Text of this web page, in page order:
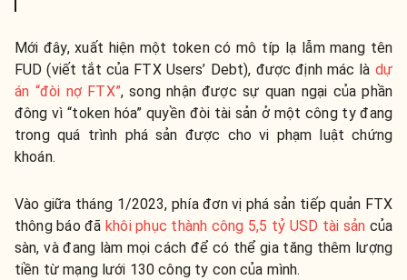
Mới đây, xuất hiện một token có mô típ lạ lẫm mang tên
FUD (viết tắt của FTX Users’ Debt), được định mác là dự
án “đòi nợ FTX”, song nhận được sự quan ngại của phần
đông vì “token hóa” quyền đòi tài sản ở một công ty đang
trong quá trình phá sản được cho vi phạm luật chứng
khoán.
Vào giữa tháng 1/2023, phía đơn vị phá sản tiếp quản FTX
thông báo đã khôi phục thành công 5,5 tỷ USD tài sản của
sàn, và đang làm mọi cách để có thể gia tăng thêm lượng
tiền từ mạng lưới 130 công ty con của mình.